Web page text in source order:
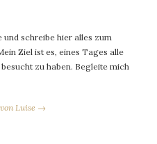
und schreibe hier alles zum
Ziel ist es, eines Tages alle
zu haben. Begleite mich
Luise →